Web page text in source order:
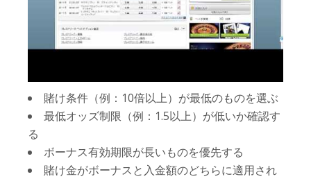
賭け条件（例：10倍以上）が最低のものを選ぶ
最低オッズ制限（例：1.5以上）が低いか確認す
る
ボーナス有効期限が長いものを優先する
賭け金がボーナスと入金額のどちらに適用され